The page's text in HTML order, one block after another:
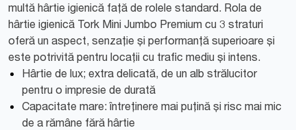
multă hârtie igienică față de rolele standard. Rola de
hârtie igienică Tork Mini Jumbo Premium cu 3 straturi
oferă un aspect, senzație și performanță superioare și
este potrivită pentru locații cu trafic mediu și intens.
Hârtie de lux; extra delicată, de un alb strălucitor
pentru o impresie de durată
Capacitate mare: întreținere mai puțină și risc mai mic
de a rămâne fără hârtie